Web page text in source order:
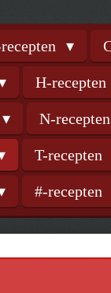
H-recepten
N-recepten
T-recepten
#-recepten